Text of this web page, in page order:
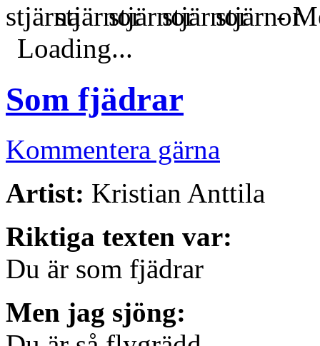
-
Loading...
Som fjädrar
Kommentera gärna
Artist: Kristian Anttila
Riktiga texten var:
Du är som fjädrar
Men jag sjöng: